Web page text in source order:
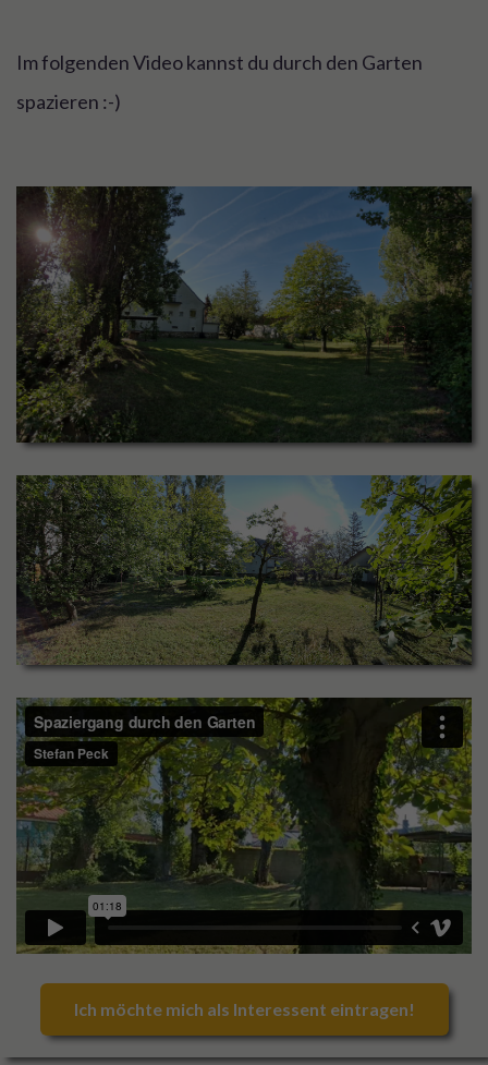
Im folgenden Video kannst du durch den Garten
spazieren :-)
Ich möchte mich als Interessent eintragen!